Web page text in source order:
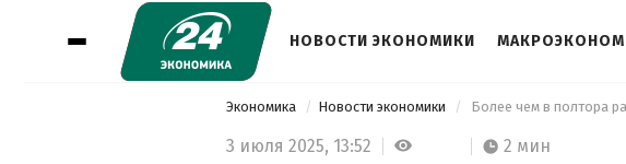
НОВОСТИ ЭКОНОМИКИ
Экономика Новости экономики
3 июля 2025, 13:52 2 мин